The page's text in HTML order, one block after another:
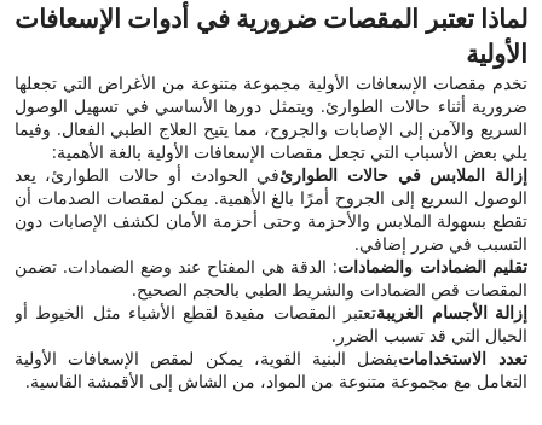
لماذا تعتبر المقصات ضرورية في أدوات الإسعافات
الأولية
تخدم مقصات الإسعافات الأولية مجموعة متنوعة من الأغراض التي تجعلها
ضرورية أثناء حالات الطوارئ. ويتمثل دورها الأساسي في تسهيل الوصول
السريع والآمن إلى الإصابات والجروح، مما يتيح العلاج الطبي الفعال. وفيما
يلي بعض الأسباب التي تجعل مقصات الإسعافات الأولية بالغة الأهمية:
إزالة الملابس في حالات الطوارئفي الحوادث أو حالات الطوارئ، يعد
الوصول السريع إلى الجروح أمرًا بالغ الأهمية. يمكن لمقصات الصدمات أن
تقطع بسهولة الملابس والأحزمة وحتى أحزمة الأمان لكشف الإصابات دون
التسبب في ضرر إضافي.
تقليم الضمادات والضمادات: الدقة هي المفتاح عند وضع الضمادات. تضمن
المقصات قص الضمادات والشريط الطبي بالحجم الصحيح.
إزالة الأجسام الغريبةتعتبر المقصات مفيدة لقطع الأشياء مثل الخيوط أو
الحبال التي قد تسبب الضرر.
تعدد الاستخداماتبفضل البنية القوية، يمكن لمقص الإسعافات الأولية
التعامل مع مجموعة متنوعة من المواد، من الشاش إلى الأقمشة القاسية.